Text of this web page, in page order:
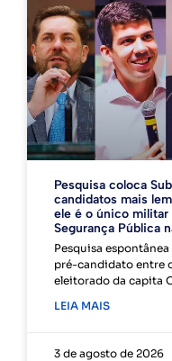
Pesquisa coloca
candidatos mais
ele é o único militar
Segurança Pública
Pesquisa
pré-candidato entre
eleitorado da capita
LEIA MAIS
3 de agosto de 2026